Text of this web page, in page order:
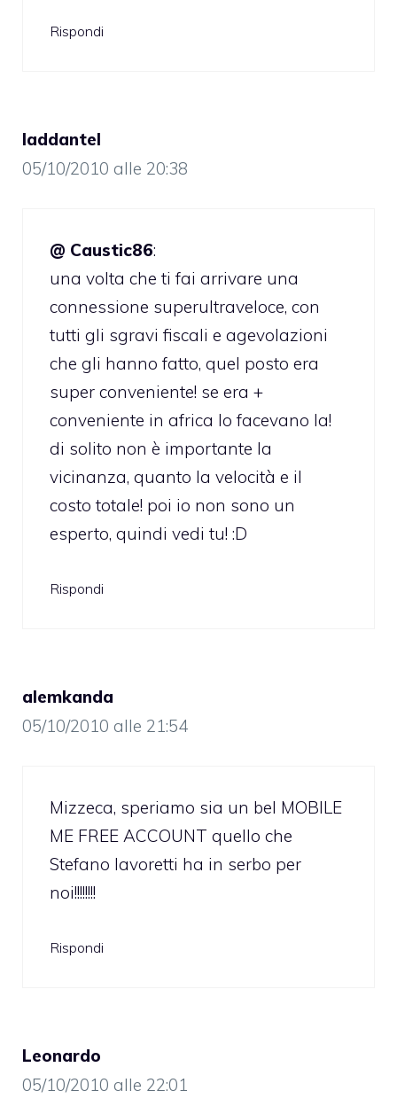
Rispondi
laddantel
05/10/2010 alle 20:38
@ Caustic86:
una volta che ti fai arrivare una
connessione superultraveloce, con
tutti gli sgravi fiscali e agevolazioni
che gli hanno fatto, quel posto era
super conveniente! se era +
conveniente in africa lo facevano la!
di solito non è importante la
vicinanza, quanto la velocità e il
costo totale! poi io non sono un
esperto, quindi vedi tu! :D
Rispondi
alemkanda
05/10/2010 alle 21:54
Mizzeca, speriamo sia un bel MOBILE
ME FREE ACCOUNT quello che
Stefano lavoretti ha in serbo per
noi!!!!!!!!
Rispondi
Leonardo
05/10/2010 alle 22:01